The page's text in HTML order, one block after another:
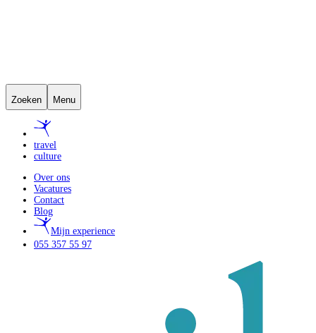
Zoeken Menu
travel
culture
Over ons
Vacatures
Contact
Blog
Mijn experience
055 357 55 97